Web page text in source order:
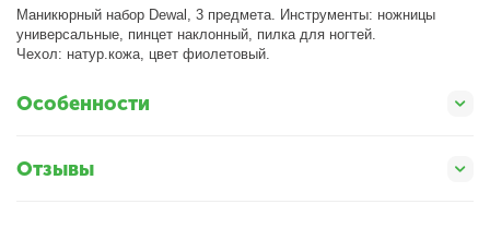
Маникюрный набор Dewal, 3 предмета. Инструменты: ножницы
универсальные, пинцет наклонный, пилка для ногтей.
Чехол: натур.кожа, цвет фиолетовый.
Особенности
Отзывы